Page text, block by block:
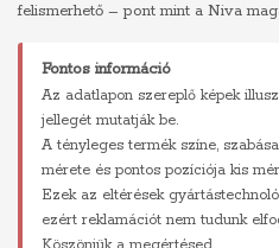
felismerhető – pont mint a Niva
Fontos információ
Az adatlapon szereplő képek
jellegét mutatják be.
A tényleges termék színe,
mérete és pontos pozíciója kis
Ezek az eltérések
ezért reklamációt nem tudunk